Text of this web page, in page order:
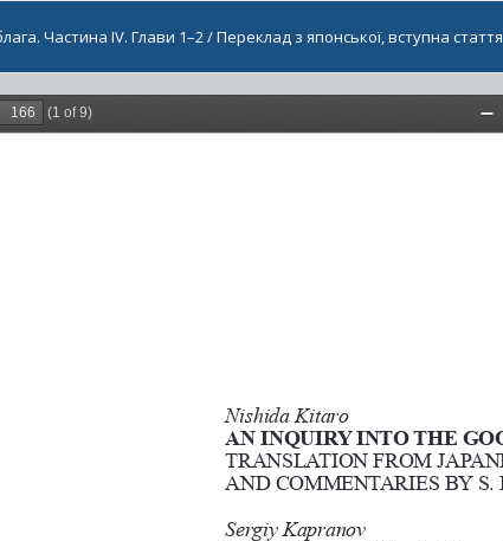
Частина ІV. Глави 1–2 / Переклад з японської, вступна